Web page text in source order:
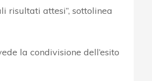
risultati attesi”, sottolinea
la condivisione dell’esito